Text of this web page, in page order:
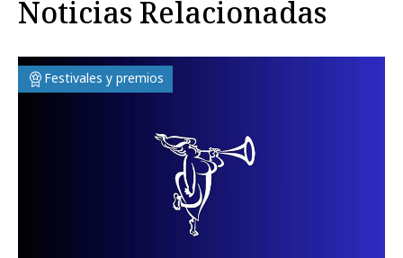
Noticias Relacionadas
Festivales y premios